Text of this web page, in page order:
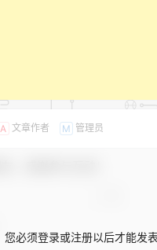
A 文章作者 M 管理员
您必须登录或注册以后才能发